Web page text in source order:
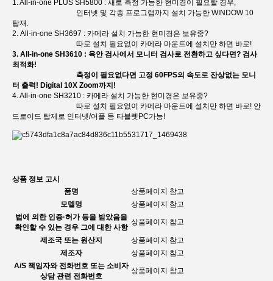
1. All-in-one PLUS SH5800 : 새로 측정 가능한 현미경이 필요할 경우,
인터넷 및 각종 프로그램까지 설치 가능한 WINDOW 10
탑재.
2. All-in-one SH3697 : 카메라 설치 가능한 현미경은 보유중?
따로 설치 필요없이 카메라 마운트에 설치만 하면 바로!
3. All-in-one SH3610 : 육안 검사에서 모니터 검사로 전환하고 싶다면? 검사
최적화!
측정이 필요없다면 고정 60FPS의 속도로 잔상없는 모니
터 출력! Digital 10X Zoom까지!
4. All-in-one SH3210 : 카메라 설치 가능한 현미경은 보유중?
따로 설치 필요없이 카메라 마운트에 설치만 하면 바로! 안
드로이드 탑제로 인터넷/어플 등 타블렛PC가능!
상품 정보 고시
품명
상품페이지 참고
모델명
상품페이지 참고
법에 의한 인증·허가 등을 받았음을
확인할 수 있는 경우 그에 대한 사항
상품페이지 참고
제조국 또는 원산지
상품페이지 참고
제조자
상품페이지 참고
A/S 책임자와 전화번호 또는 소비자
상담 관련 전화번호
상품페이지 참고